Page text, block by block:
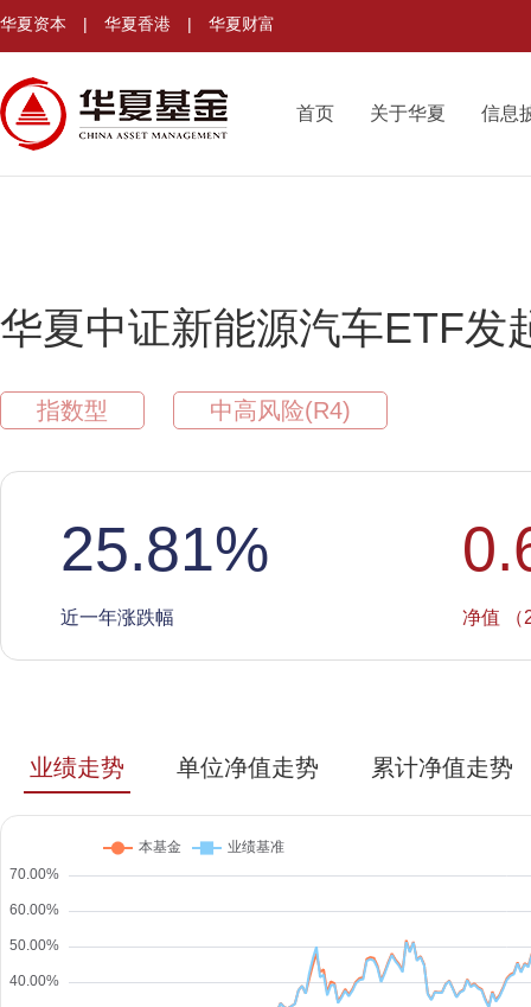
华夏资本 | 华夏香港 | 华夏财富
首页 关于华夏 信息
华夏中证新能源汽车ETF发
指数型 中高风险(R4)
25.81%
近一年涨跌幅 净值 （
业绩走势 单位净值走势 累计净值走势